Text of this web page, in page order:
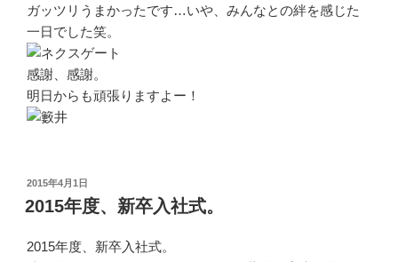
ガッツリうまかったです…いや、みんなとの絆を感じた
一日でした笑。
感謝、感謝。
明日からも頑張りますよー！
投
稿
日:
2015年4月1日
2015年度、新卒入社式。
2015年度、新卒入社式。